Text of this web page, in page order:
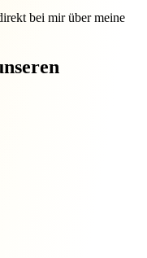
bei mir über meine